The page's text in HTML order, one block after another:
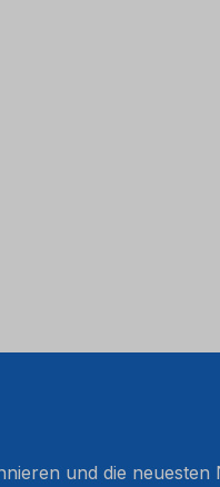
und die neuesten